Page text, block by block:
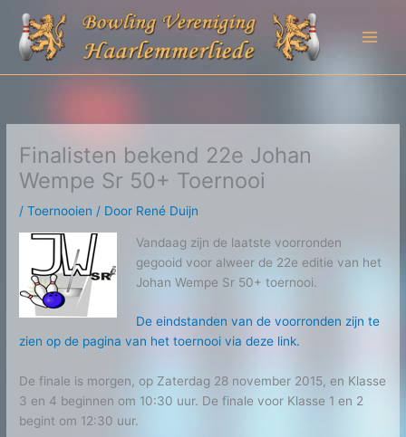
naar
Finalisten bekend 22e Johan
Wempe Sr 50+ Toernooi
/Toernooien / Door René Duijn
Vandaag zijn de laatste voorronden
gegooid voor alweer de 22e editie van het
Johan Wempe Sr 50+ toernooi.
De eindstanden van de voorronden zijn te
zien op de pagina van het toernooi via deze link.
De finale is morgen, op Zaterdag 28 november 2015, en Klasse
3 en 4 beginnen om 10:30 uur. De finale voor Klasse 1 en 2
begint om 12:30 uur.